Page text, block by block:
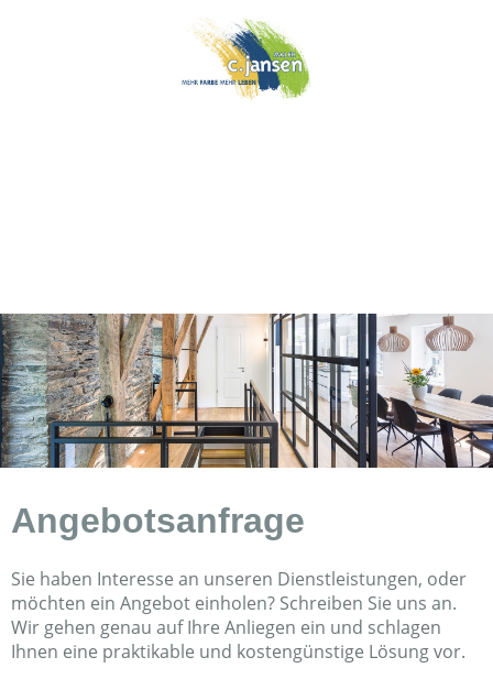
Angebotsanfrage
Sie haben Interesse an unseren Dienstleistungen, oder
möchten ein Angebot einholen? Schreiben Sie uns an.
Wir gehen genau auf Ihre Anliegen ein und schlagen
Ihnen eine praktikable und kostengünstige Lösung vor.